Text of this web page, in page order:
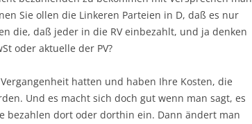
Sie ollen die Linkeren Parteien in D, daß es nur
die, daß jeder in die RV einbezahlt, und ja denken
oder aktuelle der PV?
hatten und haben Ihre Kosten, die
Und es macht sich doch gut wenn man sagt, es
bezahlen dort oder dorthin ein. Dann ändert man